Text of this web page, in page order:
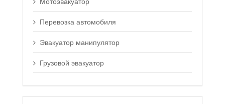
Перевозка автомобиля
Эвакуатор манипулятор
Грузовой эвакуатор